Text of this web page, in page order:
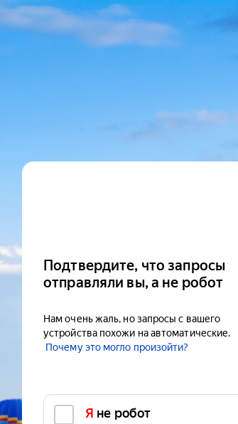
Подтвердите, что запросы
отправляли вы, а не робот
Нам очень жаль, но запросы с вашего
устройства похожи на автоматические.
Почему это могло произойти?
Я не робот